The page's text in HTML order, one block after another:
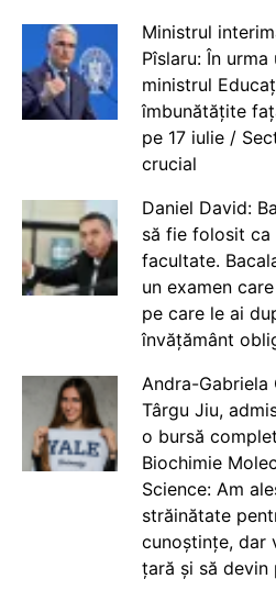
Ministrul
Pîslaru: În
ministrul
îmbunătățite
pe 17 iulie /
crucial
Daniel David:
să fie folosit ca
facultate.
un examen
pe care le ai
învățământ
Andra-Gabriela
Târgu Jiu,
o bursă
Biochimie
Science: Am
străinătate
cunoștințe, dar
țară și să devin